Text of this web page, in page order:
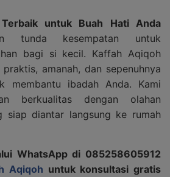
untuk Buah Hati Anda
tunda kesempatan untuk
bagi si kecil. Kaffah Aqiqoh
amanah, dan sepenuhnya
membantu ibadah Anda. Kami
berkualitas dengan olahan
siap diantar langsung ke rumah
WhatsApp di 085258605912
Aqiqoh untuk konsultasi gratis